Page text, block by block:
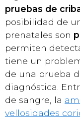
pruebas de
posibilidad de
prenatales son
permiten
tiene un
de una prueba
diagnóstica.
de sangre, la
vellosidades